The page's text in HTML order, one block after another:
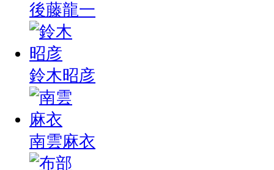
後藤龍一
鈴木昭彦
南雲麻衣